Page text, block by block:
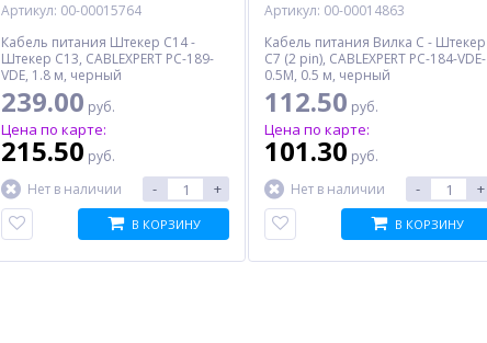
Артикул: 00-00015764
Кабель питания Штекер C14 -
Штекер C13, CABLEXPERT PC-189-
VDE, 1.8 м, черный
239.00 руб.
Цена по карте:
215.50 руб.
Нет в наличии
- +
В КОРЗИНУ
Артикул: 00-00014863
Кабель питания Вилка C - Штекер
C7 (2 pin), CABLEXPERT PC-184-VDE-
0.5M, 0.5 м, черный
112.50 руб.
Цена по карте:
101.30 руб.
Нет в наличии
- +
В КОРЗИНУ